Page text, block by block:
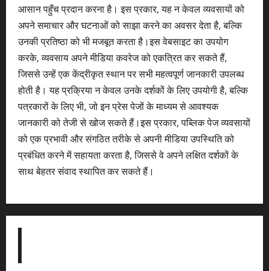
आसान पहुँच प्रदान करना है। इस प्रकार, यह न केवल व्यवसायों को
अपने समाचार और घटनाओं को साझा करने का अवसर देता है, बल्कि
उनकी प्रतिष्ठा को भी मजबूत करता है।इस वेबसाइट का उपयोग
करके, व्यवसाय अपने मीडिया कवरेज को एकत्रित कर सकते हैं,
जिससे उन्हें एक केंद्रीकृत स्थान पर सभी महत्वपूर्ण जानकारी उपलब्ध
होती है। यह प्रक्रिया न केवल उनके दर्शकों के लिए उपयोगी है, बल्कि
पत्रकारों के लिए भी, जो इन प्रेस पेजों के माध्यम से आवश्यक
जानकारी को तेजी से खोज सकते हैं।इस प्रकार, पब्लिक पेज व्यवसायों
को एक प्रभावी और संगठित तरीके से अपनी मीडिया उपस्थिति को
प्रबंधित करने में सहायता करता है, जिससे वे अपने लक्षित दर्शकों के
साथ बेहतर संवाद स्थापित कर सकते हैं।